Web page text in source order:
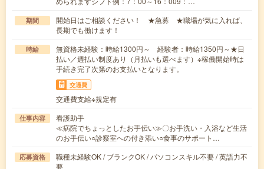
期間
開始日はご相談ください！ ★急募 ★職場が気に入れば、
長期でも働けます！
時給
無資格未経験：時給1300円～ 経験者：時給1350円～★日
払い／週払い制度あり（月払いも選べます）※稼働開始時は
手続き完了次第のお支払いとなります。
交通費
交通費支給※規定有
仕事内容
看護助手
≪病院でちょっとしたお手伝い≫〇お手洗い・入浴など生活
のお手伝い○診察室への付き添い○食事のサポート…
応募資格
職種未経験OK / ブランクOK / パソコンスキル不要 / 英語力不
要